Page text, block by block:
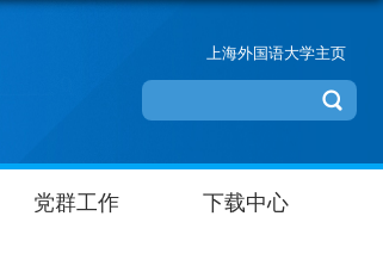
上海外国语大学主页
党群工作 下载中心